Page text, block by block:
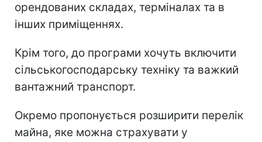
орендованих складах, терміналах та в
інших приміщеннях.
Крім того, до програми хочуть включити
сільськогосподарську техніку та важкий
вантажний транспорт.
Окремо пропонується розширити перелік
майна, яке можна страхувати у